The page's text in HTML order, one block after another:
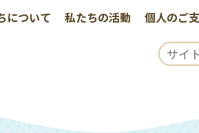
について 私たちの活動 個人のご